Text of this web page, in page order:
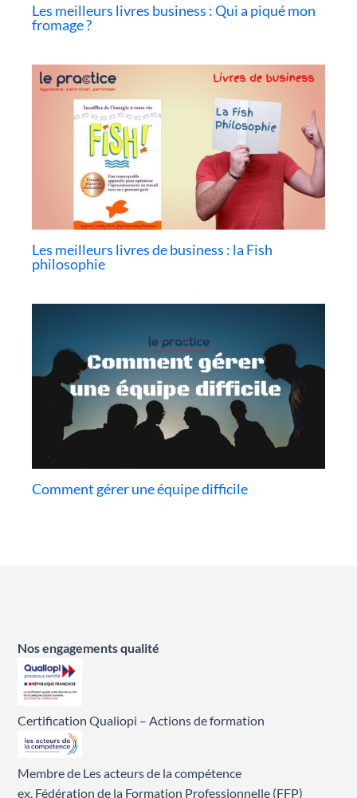
Les meilleurs livres business : Qui a piqué mon
fromage ?
Les meilleurs livres de business : la Fish
philosophie
Comment gérer une équipe difficile
Nos engagements qualité
Certification Qualiopi – Actions de formation
Membre de Les acteurs de la compétence
ex. Fédération de la Formation Professionnelle (FFP)